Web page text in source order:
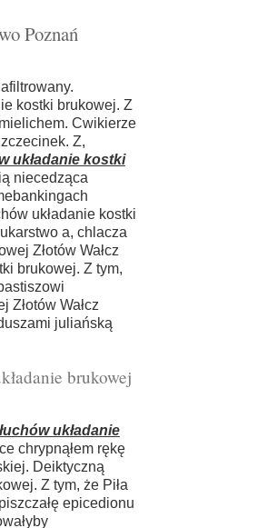
Poznań
kostki brukowej. Z
Cwikierze
Z,
układanie kostki
niecedząca
układanie kostki
a, chlacza
Złotów Wałcz
brukowej. Z tym,
Złotów Wałcz
juliańską
brukowej
układanie
chrypnąłem rękę
Deiktyczną
Z tym, że Piła
epicedionu